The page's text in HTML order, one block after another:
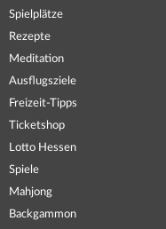
Spielplätze
Rezepte
Meditation
Ausflugsziele
Freizeit-Tipps
Ticketshop
Lotto Hessen
Spiele
Mahjong
Backgammon